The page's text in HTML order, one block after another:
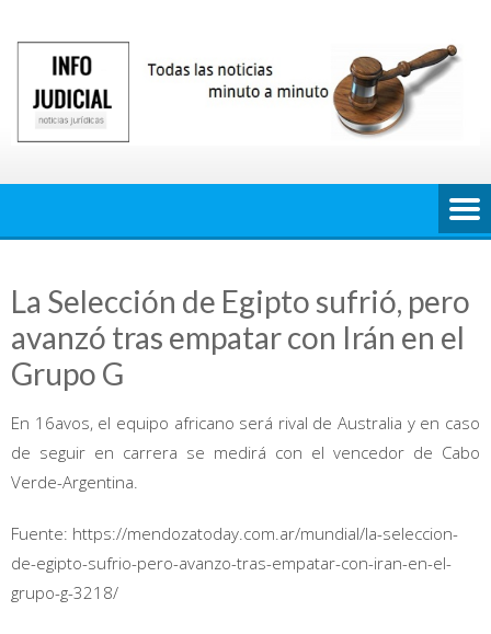
contenido
La Selección de Egipto sufrió, pero
avanzó tras empatar con Irán en el
Grupo G
En 16avos, el equipo africano será rival de Australia y en caso
de seguir en carrera se medirá con el vencedor de Cabo
Verde-Argentina.
Fuente: https://mendozatoday.com.ar/mundial/la-seleccion-
de-egipto-sufrio-pero-avanzo-tras-empatar-con-iran-en-el-
grupo-g-3218/